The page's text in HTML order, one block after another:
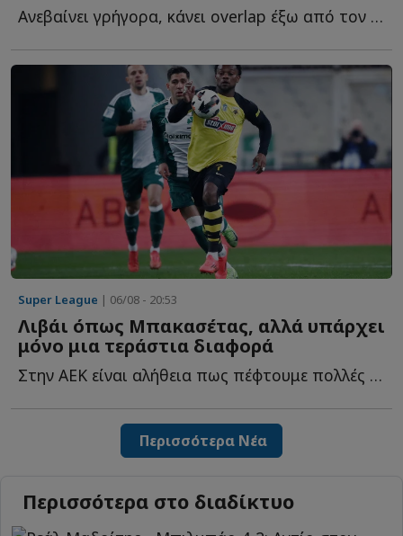
Ανεβαίνει γρήγορα, κάνει overlap έξω από τον εξτρέμ, πατά σ...
Super League | 06/08 - 20:53
Λιβάι όπως Μπακασέτας, αλλά υπάρχει
μόνο μια τεράστια διαφορά
Στην ΑΕΚ είναι αλήθεια πως πέφτουμε πολλές στην παγίδα ν...
Περισσότερα Νέα
Περισσότερα στο διαδίκτυο